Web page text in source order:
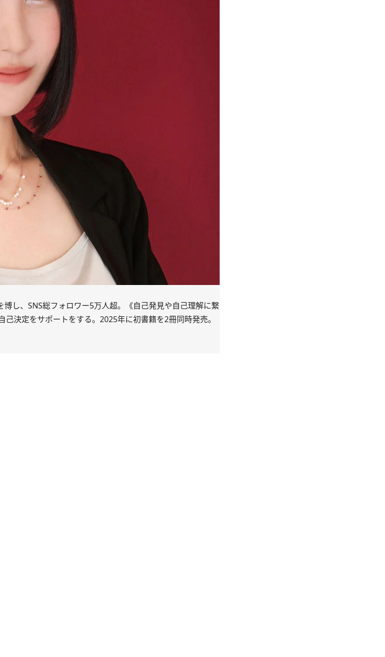
し、SNS総フォロワー5万人超。《自己発見や自己理解に繋
決定をサポートをする。2025年に初書籍を2冊同時発売。